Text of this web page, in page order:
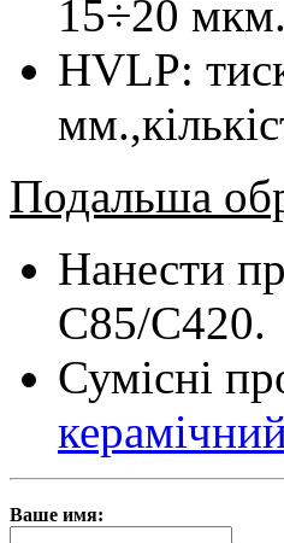
15÷20
HVLP:
Подальша
Нанести
С85/С420.
Сумісні
Ваше имя: